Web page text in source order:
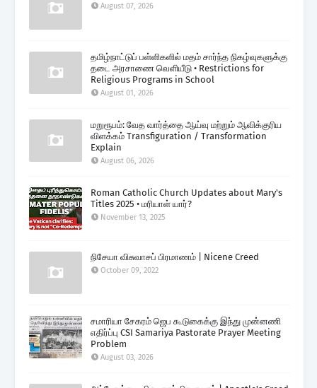
August 07, 2026
தமிழ்நாட்டுப் பள்ளிகளில் மதம் சார்ந்த நிகழ்வுகளுக்கு
தடை அரசாணை வெளியீடு • Restrictions for
Religious Programs in School
August 01, 2026
மறுரூபம்: வேத வார்த்தை ஆய்வு மற்றும் ஆவிக்குரிய
விளக்கம் Transfiguration / Transformation
Explain
August 06, 2026
Roman Catholic Church Updates about Mary's
Titles 2025 • மரியாள் யார்?
November 13, 2025
நிசேயா விசுவாசப் பிரமாணம் | Nicene Creed
October 09, 2022
சமாரியா சேகரம் ஜெப கூடுகைக்கு இந்து முன்னணி
எதிர்ப்பு CSI Samariya Pastorate Prayer Meeting
Problem
August 03, 2026